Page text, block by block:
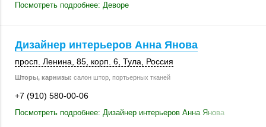
Посмотреть подробнее: Деворе
Дизайнер интерьеров Анна Янова
просп. Ленина, 85 корп. 6 Тула Россия
Шторы, карнизы: салон штор, портьерных тканей
+7 (910) 580-00-06
Посмотреть подробнее: Дизайнер интерьеров Анна Янова